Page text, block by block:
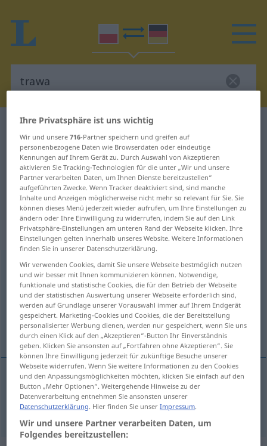
Polnisch-Deutsch Wörterbuch
Polnisch-Deutsch Übersetzung für
"trawa"
"trawa" Deutsch Übersetzung
„trawa“: rodzaj żeński
trawaf <-y>
Übersicht aller Übersetzungen
(Für mehr Details die Übersetzung anklicken/antippen)
Gras
Grasn trawa
Ihre Privatsphäre ist uns wichtig
Wir und unsere716-Partner speichern und greifen auf
personenbezogene Daten wie Browserdaten oder eindeutige
Kennungen auf Ihrem Gerät zu. Durch Auswahl von Akzeptieren
aktivieren Sie Tracking-Technologien für die unter „Wir und unsere
Partner verarbeiten Daten, um Ihnen Dienste bereitzustellen“
aufgeführten Zwecke. Wenn Tracker deaktiviert sind, sind manche
Inhalte und Anzeigen möglicherweise nicht mehr so relevant für Sie. Sie
können dieses Menü jederzeit wieder aufrufen, um Ihre Einstellungen zu
ändern oder Ihre Einwilligung zu widerrufen, indem Sie auf den Link
Privatsphäre-Einstellungen am unteren Rand der Webseite klicken. Ihre
Einstellungen gelten innerhalb unseres Website. Weitere Informationen
finden Sie in unserer Datenschutzerklärung.
Wir verwenden Cookies, damit Sie unsere Webseite bestmöglich nutzen
und wir besser mit Ihnen kommunizieren können. Notwendige,
funktionale und statistische Cookies, die für den Betrieb der Webseite
und der statistischen Auswertung unserer Webseite erforderlich sind,
werden auf Grundlage unserer Vorauswahl immer auf Ihrem Endgerät
gespeichert. Marketing-Cookies und Cookies, die der Bereitstellung
personalisierter Werbung dienen, werden nur gespeichert, wenn Sie uns
durch einen Klick auf den „Akzeptieren“-Button Ihr Einverständnis
geben. Klicken Sie ansonsten auf „Fortfahren ohne Akzeptieren“. Sie
können Ihre Einwilligung jederzeit für zukünftige Besuche unserer
Webseite widerrufen. Wenn Sie weitere Informationen zu den Cookies
und den Anpassungsmöglichkeiten möchten, klicken Sie einfach auf den
Button „Mehr Optionen“. Weitergehende Hinweise zu der
Datenverarbeitung entnehmen Sie ansonsten unserer
Datenschutzerklärung. Hier finden Sie unserImpressum.
Wir und unsere Partner verarbeiten Daten, um
Folgendes bereitzustellen: